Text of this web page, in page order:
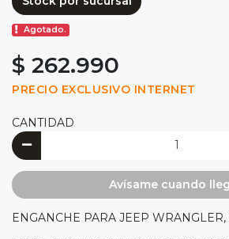
Agotado.
$ 262.990
PRECIO EXCLUSIVO INTERNET
CANTIDAD
Avísame cuando
ENGANCHE PARA JEEP WRANGLER,